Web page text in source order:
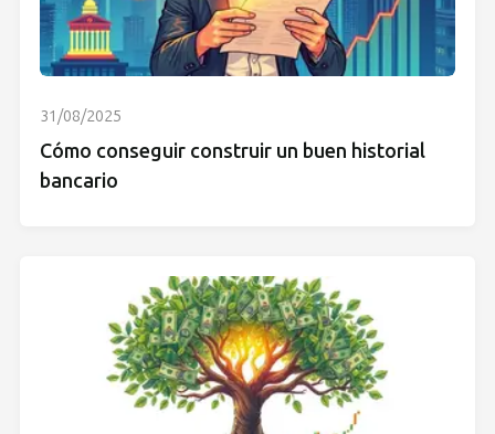
31/08/2025
Cómo conseguir construir un buen historial
bancario